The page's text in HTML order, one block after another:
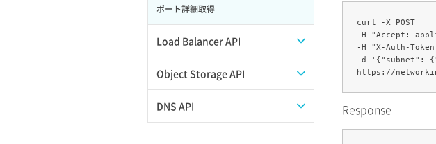
サーバー削除
サーバー操作（起動/停止/再起動/強制
サーバー設定切替
サーバー詳細一覧取得
ポート詳細取得
Load Balancer API
プール一覧取得
プール作成
Object Storage API
Web公開
DNS API
curl -X POST
-H "Accept:
-H "X-Auth-
-d '{"subnet":
Response